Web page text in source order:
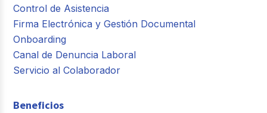
Control de Asistencia
Firma Electrónica y Gestión Documental
Onboarding
Canal de Denuncia Laboral
Servicio al Colaborador
Beneficios